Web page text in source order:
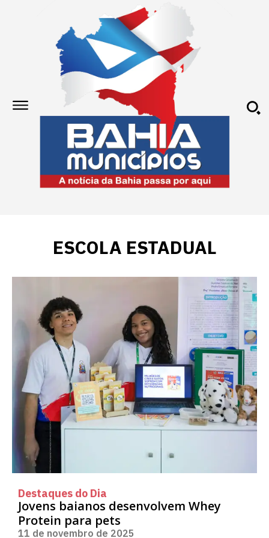
ESCOLA ESTADUAL
Destaques do Dia
Jovens baianos desenvolvem Whey
Protein para pets
11 de novembro de 2025